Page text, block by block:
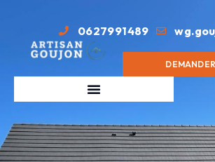
0627991489